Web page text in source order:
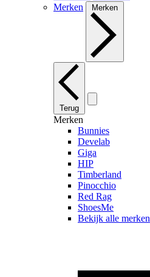
Merken
Merken
Terug
Merken
Bunnies
Develab
Giga
HIP
Timberland
Pinocchio
Red Rag
ShoesMe
Bekijk alle merken